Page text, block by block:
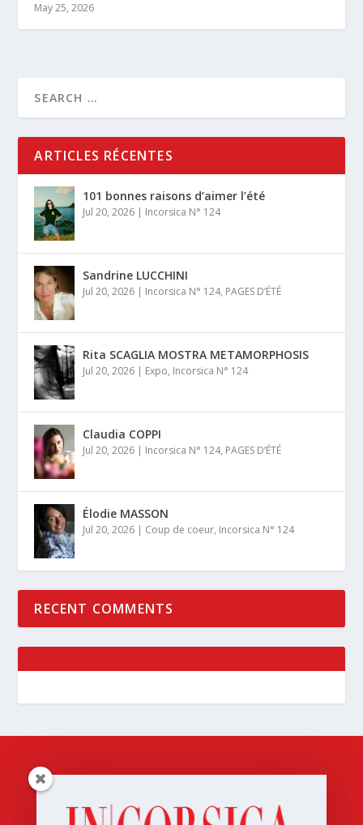
May 25, 2026
ARTICLES RÉCENTES
101 bonnes raisons d’aimer l’été
Jul 20, 2026 | Incorsica N° 124
Sandrine LUCCHINI
Jul 20, 2026 | Incorsica N° 124, PAGES D’ÉTÉ
Rita SCAGLIA MOSTRA METAMORPHOSIS
Jul 20, 2026 | Expo, Incorsica N° 124
Claudia COPPI
Jul 20, 2026 | Incorsica N° 124, PAGES D’ÉTÉ
Élodie MASSON
Jul 20, 2026 | Coup de coeur, Incorsica N° 124
RECENT COMMENTS